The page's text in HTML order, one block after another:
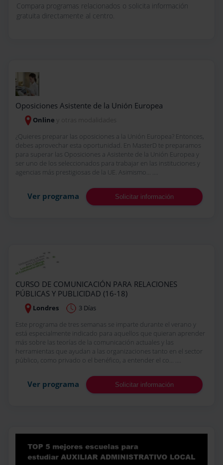
Compara programas relacionados o solicita información
gratuita directamente al centro.
Oposiciones Asistente de la Unión Europea
Online
¿Quieres preparar las oposiciones a la Unión Europea? Entonces,
debes aprovechar esta oportunidad. En MasterD te preparamos
para superar las Oposiciones a Asistente de la Unión Europea y
ser uno de los seleccionados para trabajar en las instituciones y
agencias más prestigiosas de la UE. Asimismo... ....
Ver programa Solicitar información
CURSO DE COMUNICACIÓN PARA RELACIONES
PÚBLICAS Y PUBLICIDAD (16-18)
Londres
3 Días
Este programa de tres semanas se imparte durante el verano y
está especialmente indicado para aquellos que quieran aprender
más sobre las teorías de la comunicación actuales y las
herramientas que ayudan a las organizaciones tanto en el sector
público, como privado o el benéfico, a entender el co... ....
Ver programa Solicitar información